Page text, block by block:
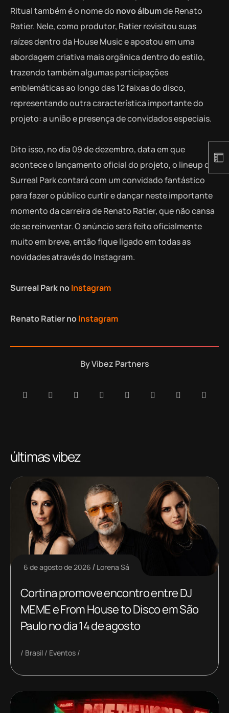
Ritual também é o nome do novo álbumde Renato
Ratier. Nele, como produtor, Ratier revisitou suas
raízes dentro da House Music e apostou em uma
abordagem criativa mais orgânica dentro do estilo,
trazendo também algumas participações
emblemáticas ao longo das 12 faixas do disco,
representando outra característica importante do
projeto: a união e presença de convidados especiais.
Dito isso, no dia 09 de dezembro, data em que
acontece o lançamento oficial do projeto, o lineup do
Surreal Park contará com um convidado fantástico
para fazer o público curtir e dançar neste importante
momento da carreira de Renato Ratier, que não cansa
de se reinventar. O anúncio será feito oficialmente
muito em breve, então fique ligado em todas as
novidades através do Instagram.
Surreal Park noInstagram
Renato Ratier noInstagram
ByVibez Partners
últimas vibez
6 de agosto de 2026 Lorena Sá
Cortina promove encontro entre DJ
MEME e From House to Disco em São
Paulo no dia 14 de agosto
Brasil Eventos